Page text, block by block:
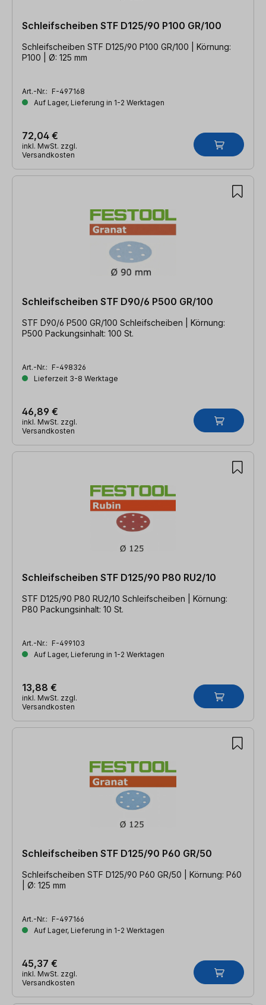
Schleifscheiben STF D125/90 P100 GR/100
Schleifscheiben STF D125/90 P100 GR/100 | Körnung:
P100 | Ø: 125 mm
Art.-Nr.: F-497168
Auf Lager, Lieferung in 1-2 Werktagen
72,04 €
inkl. MwSt. zzgl.
Versandkosten
Schleifscheiben STF D90/6 P500 GR/100
STF D90/6 P500 GR/100 Schleifscheiben | Körnung:
P500 Packungsinhalt: 100 St.
Art.-Nr.: F-498326
Lieferzeit 3-8 Werktage
46,89 €
inkl. MwSt. zzgl.
Versandkosten
Schleifscheiben STF D125/90 P80 RU2/10
STF D125/90 P80 RU2/10 Schleifscheiben | Körnung:
P80 Packungsinhalt: 10 St.
Art.-Nr.: F-499103
Auf Lager, Lieferung in 1-2 Werktagen
13,88 €
inkl. MwSt. zzgl.
Versandkosten
Schleifscheiben STF D125/90 P60 GR/50
Schleifscheiben STF D125/90 P60 GR/50 | Körnung: P60
| Ø: 125 mm
Art.-Nr.: F-497166
Auf Lager, Lieferung in 1-2 Werktagen
45,37 €
inkl. MwSt. zzgl.
Versandkosten